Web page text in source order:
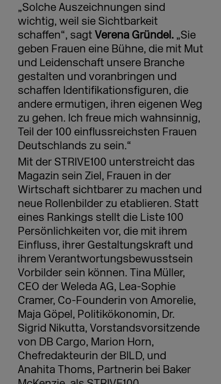
„Solche Auszeichnungen sind
wichtig, weil sie Sichtbarkeit
schaffen“, sagtVerena Gründel.„Sie
geben Frauen eine Bühne, die mit Mut
und Leidenschaft unsere Branche
gestalten und voranbringen und
schaffen Identifikationsfiguren, die
andere ermutigen, ihren eigenen Weg
zu gehen. Ich freue mich wahnsinnig,
Teil der 100 einflussreichsten Frauen
Deutschlands zu sein.“
Mit der STRIVE100 unterstreicht das
Magazin sein Ziel, Frauen in der
Wirtschaft sichtbarer zu machen und
neue Rollenbilder zu etablieren. Statt
eines Rankings stellt die Liste 100
Persönlichkeiten vor, die mit ihrem
Einfluss, ihrer Gestaltungskraft und
ihrem Verantwortungsbewusstsein
Vorbilder sein können. Tina Müller,
CEO der Weleda AG, Lea-Sophie
Cramer, Co-Founderin von Amorelie,
Maja Göpel, Politikökonomin, Dr.
Sigrid Nikutta, Vorstandsvorsitzende
von DB Cargo, Marion Horn,
Chefredakteurin der BILD, und
Anahita Thoms, Partnerin bei Baker